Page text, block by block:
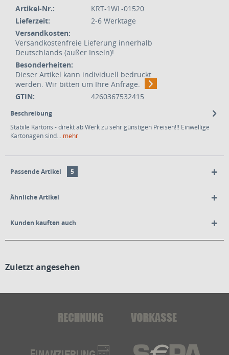
Artikel-Nr.:
KRT-1WL-01520
Lieferzeit:
2-6 Werktage
Versandkosten:
Versandkostenfreie Lieferung innerhalb
Deutschlands (außer Inseln)!
Besonderheiten:
Dieser Artikel kann individuell bedruckt
werden. Wir bitten um Ihre Anfrage.
GTIN:
4260367532415
Beschreibung
Stabile Kartons - direkt ab Werk zu sehr günstigen Preisen!!! Einwellige
Kartonagen sind... mehr
Passende Artikel 5
Ähnliche Artikel
Kunden kauften auch
Zuletzt angesehen